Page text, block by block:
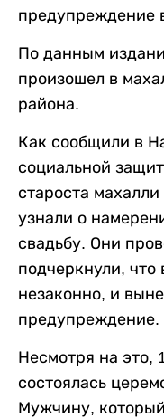
предупреждение
По данным
произошел в
района.
Как сообщили в
социальной
староста
узнали о
свадьбу. Они
подчеркнули,
незаконно, и
предупреждение.
Несмотря на это,
состоялась
Мужчину,